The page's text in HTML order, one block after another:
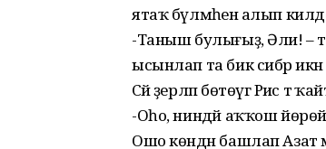
ятаҡ бүлмәһенә алып
-Таныш булығыҙ, Әлиә! –
ысынлап та бик сибәр
Сәй әҙерләп бөтөүгә Рәис тә
-Оһо, ниндәй аҡҡош
Ошо көндән башлап Азат